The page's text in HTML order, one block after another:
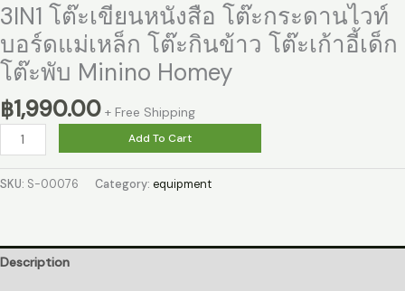
3IN1 โต๊ะเขียนหนังสือ โต๊ะกระดานไวท์
บอร์ดแม่เหล็ก โต๊ะกินข้าว โต๊ะเก้าอี้เด็ก
โต๊ะพับ Minino Homey
฿1,990.00 + Free Shipping
โต๊ะ
เขียน
ไวท์
Add To Cart
SKU: S-00076 Category: equipment
Description